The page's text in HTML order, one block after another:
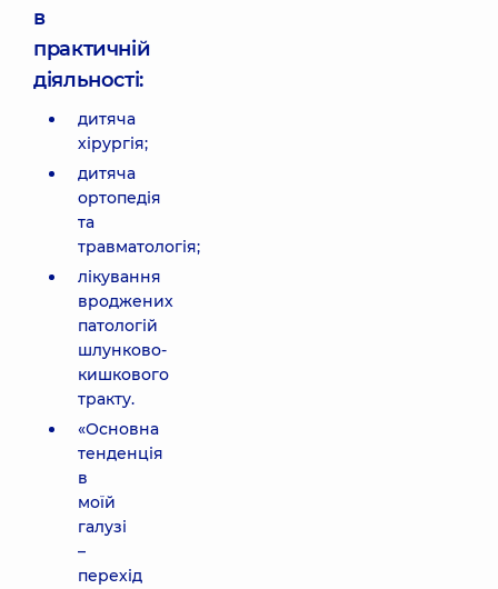
в
практичній
діяльності:
дитяча
хірургія;
дитяча
ортопедія
та
травматологія;
лікування
вроджених
патологій
шлунково-
кишкового
тракту.
«Основна
тенденція
в
моїй
галузі
–
перехід